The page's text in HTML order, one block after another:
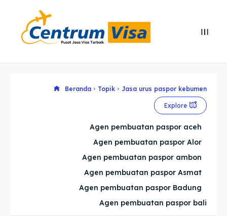
Explore our destinations
Explore our destinations
Beranda Topik Jasa urus paspor kebumen
Explore
Agen pembuatan paspor aceh
Agen pembuatan paspor Alor
Agen pembuatan paspor ambon
Agen pembuatan paspor Asmat
Agen pembuatan paspor Badung
Agen pembuatan paspor bali